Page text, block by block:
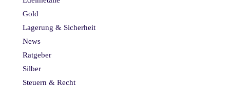
Gold
Lagerung & Sicherheit
News
Ratgeber
Silber
Steuern & Recht